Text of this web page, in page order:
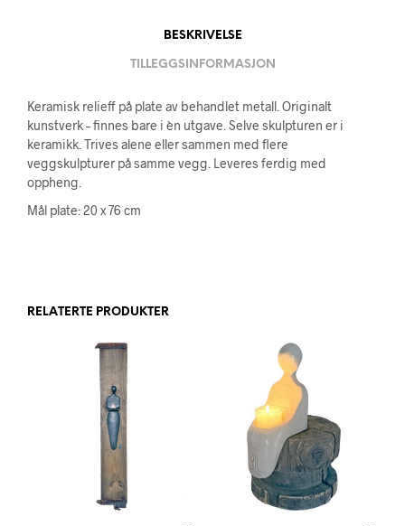
BESKRIVELSE
TILLEGGSINFORMASJON
Keramisk relieff på plate av behandlet metall. Originalt
kunstverk – finnes bare i èn utgave. Selve skulpturen er i
keramikk. Trives alene eller sammen med flere
veggskulpturer på samme vegg. Leveres ferdig med
oppheng.
Mål plate: 20 x 76 cm
RELATERTE PRODUKTER